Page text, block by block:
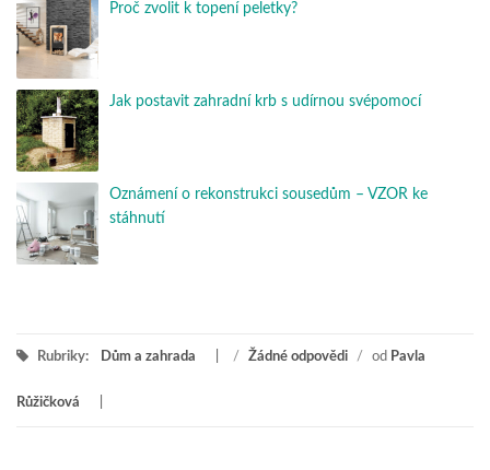
Proč zvolit k topení peletky?
Jak postavit zahradní krb s udírnou svépomocí
Oznámení o rekonstrukci sousedům – VZOR ke
stáhnutí
Rubriky: Dům a zahrada / Žádné odpovědi / od Pavla
Růžičková